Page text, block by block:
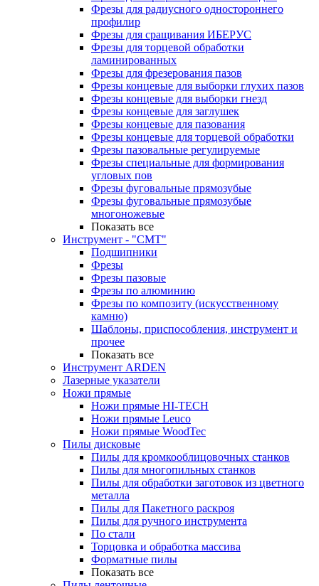
Фрезы для радиусного одностороннего
профилир
Фрезы для сращивания ИБЕРУС
Фрезы для торцевой обработки
ламинированных
Фрезы для фрезерования пазов
Фрезы концевые для выборки глухих пазов
Фрезы концевые для выборки гнезд
Фрезы концевые для заглушек
Фрезы концевые для пазования
Фрезы концевые для торцевой обработки
Фрезы пазовальные регулируемые
Фрезы специальные для формирования
угловых пов
Фрезы фуговальные прямозубые
Фрезы фуговальные прямозубые
многоножевые
Показать все
Инструмент - "СМТ"
Подшипники
Фрезы
Фрезы пазовые
Фрезы по алюминию
Фрезы по композиту (искусственному
камню)
Шаблоны, приспособления, инструмент и
прочее
Показать все
Инструмент ARDEN
Лазерные указатели
Ножи прямые
Ножи прямые HI-TECH
Ножи прямые Leuco
Ножи прямые WoodTec
Пилы дисковые
Пилы для кромкооблицовочных станков
Пилы для многопильных станков
Пилы для обработки заготовок из цветного
металла
Пилы для Пакетного раскроя
Пилы для ручного инструмента
По стали
Торцовка и обработка массива
Форматные пилы
Показать все